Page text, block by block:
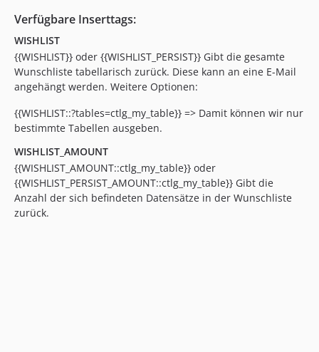
Verfügbare Inserttags:
WISHLIST
{{WISHLIST}} oder {{WISHLIST_PERSIST}} Gibt die gesamte
Wunschliste tabellarisch zurück. Diese kann an eine E-Mail
angehängt werden. Weitere Optionen:
{{WISHLIST::?tables=ctlg_my_table}} => Damit können wir nur
bestimmte Tabellen ausgeben.
WISHLIST_AMOUNT
{{WISHLIST_AMOUNT::ctlg_my_table}} oder
{{WISHLIST_PERSIST_AMOUNT::ctlg_my_table}} Gibt die
Anzahl der sich befindeten Datensätze in der Wunschliste
zurück.